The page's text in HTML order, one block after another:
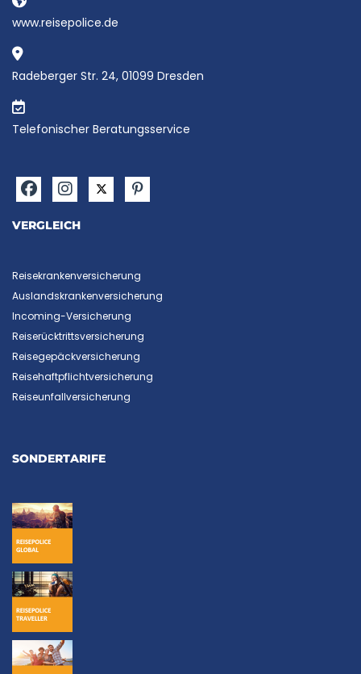
www.reisepolice.de
Radeberger Str. 24, 01099 Dresden
Telefonischer Beratungsservice
VERGLEICH
Reisekrankenversicherung
Auslandskrankenversicherung
Incoming-Versicherung
Reiserücktrittsversicherung
Reisegepäckversicherung
Reisehaftpflichtversicherung
Reiseunfallversicherung
SONDERTARIFE